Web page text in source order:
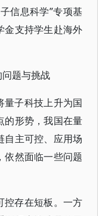
信息科学”专项基
金支持学生赴海外
题与挑战
量子科技上升为国
的形势，我国在量
自主可控、应用场
依然面临一些问题
控存在短板。一方